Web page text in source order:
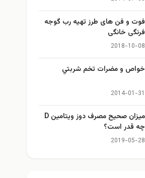
فوت و فن های طرز تهیه رب گوجه
فرنگی خانگی
2018-10-08
خواص و مضرات تخم شربتي
2014-01-31
میزان صحیح مصرف دوز ویتامین D
چه قدر است؟
2019-05-28